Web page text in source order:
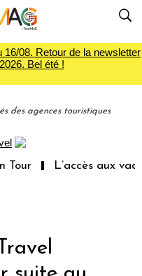
08. Retour de la newsletter
Bel été !
des agences touristiques
L’accès aux